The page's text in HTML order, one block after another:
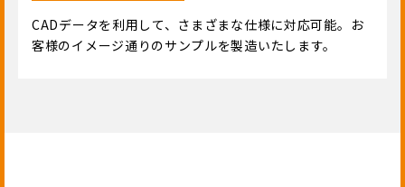
CADデータを利用して、さまざまな仕様に対応可能。お
客様のイメージ通りのサンプルを製造いたします。